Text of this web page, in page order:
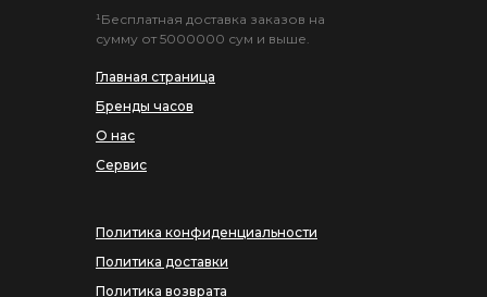
Главная страница
Бренды часов
О нас
Сервис
¹Бесплатная доставка заказов на
сумму от 5000000 сум и выше.
Политика конфиденциальности
Политика доставки
Политика возврата